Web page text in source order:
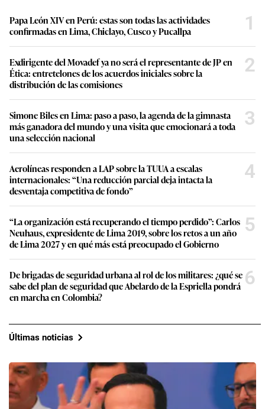
Papa León XIV en Perú: estas son todas las actividades
confirmadas en Lima, Chiclayo, Cusco y Pucallpa
1
Exdirigente del Movadef ya no será el representante de JP en
Ética: entretelones de los acuerdos iniciales sobre la
distribución de las comisiones
2
Simone Biles en Lima: paso a paso, la agenda de la gimnasta
más ganadora del mundo y una visita que emocionará a toda
una selección nacional
3
Aerolíneas responden a LAP sobre la TUUA a escalas
internacionales: “Una reducción parcial deja intacta la
desventaja competitiva de fondo”
4
“La organización está recuperando el tiempo perdido”: Carlos
Neuhaus, expresidente de Lima 2019, sobre los retos a un año
de Lima 2027 y en qué más está preocupado el Gobierno
5
De brigadas de seguridad urbana al rol de los militares: ¿qué se
sabe del plan de seguridad que Abelardo de la Espriella pondrá
en marcha en Colombia?
6
Últimas noticias